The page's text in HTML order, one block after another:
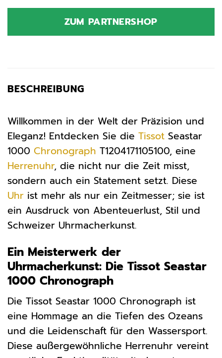
ZUM PARTNERSHOP
BESCHREIBUNG
Willkommen in der Welt der Präzision und
Eleganz! Entdecken Sie die Tissot Seastar
1000 Chronograph T1204171105100, eine
Herrenuhr, die nicht nur die Zeit misst,
sondern auch ein Statement setzt. Diese
Uhr ist mehr als nur ein Zeitmesser; sie ist
ein Ausdruck von Abenteuerlust, Stil und
Schweizer Uhrmacherkunst.
Ein Meisterwerk der
Uhrmacherkunst: Die Tissot Seastar
1000 Chronograph
Die Tissot Seastar 1000 Chronograph ist
eine Hommage an die Tiefen des Ozeans
und die Leidenschaft für den Wassersport.
Diese außergewöhnliche Herrenuhr vereint